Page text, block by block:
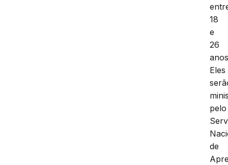
18
e
26
Eles
pelo
de